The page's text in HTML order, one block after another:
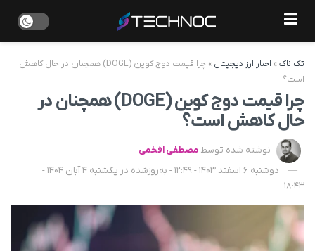
تک ناک» اخبار ارز دیجیتال »
چرا قیمت دوج کوین (DOGE) همچنان در حال کاهش
است؟
چرا قیمت دوج کوین (DOGE) همچنان در
حال کاهش است؟
نوشته شده توسط مصطفی افخمی
دوشنبه 6 اسفند 1403 - 12:49 - به‌روزشده در یکشنبه 4 آبان 1404 -
18:43